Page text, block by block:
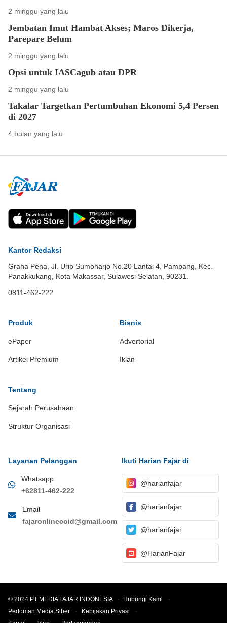
2 minggu yang lalu
Jembatan Imut Hambat Akses; Maros Dikerja,
Parepare Belum
2 minggu yang lalu
Opsi untuk IASCagub atau DPR
2 minggu yang lalu
Takalar Targetkan Pertumbuhan Ekonomi 5,4 Persen
di 2027
4 bulan yang lalu
Kantor Redaksi
Graha Pena, Jl. Urip Sumoharjo No.20 Lantai 4, Pampang, Kec.
Panakkukang, Kota Makassar, Sulawesi Selatan, 90231.
0811-462-222
Produk
ePaper
Artikel Premium
Bisnis
Advertorial
Iklan
Tentang
Sejarah Perusahaan
Struktur Organisasi
Layanan Pelanggan
Whatsapp
+62811-462-222
Email
fajaronlinecoid@gmail.com
Ikuti Harian Fajar di
@harianfajar
@harianfajar
@harianfajar
@HarianFajar
© 2024 PT MEDIA FAJAR INDONESIA · Hubungi Kami
·
Pedoman Media Siber
· Kebijakan Privasi
·